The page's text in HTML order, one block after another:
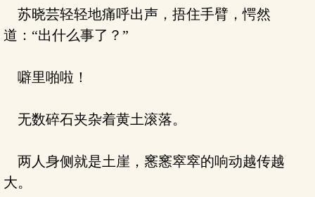
苏晓芸轻轻地痛呼出声，捂住手臂，愕然
道：“出什么事了？”
噼里啪啦！
无数碎石夹杂着黄土滚落。
两人身侧就是土崖，窸窸窣窣的响动越传越
大。